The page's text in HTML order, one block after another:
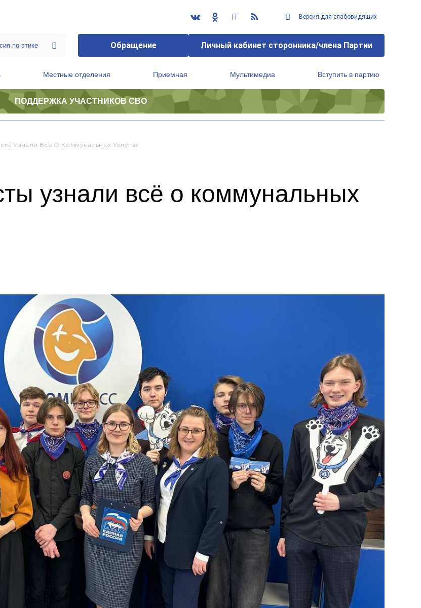
Версия для слабовидящих
Обращение Личный кабинет сторонника/члена Партии
Местные отделения Приемная Мультимедиа Вступить в партию
ПОДДЕРЖКА УЧАСТНИКОВ СВО
Узнали Всё О Коммунальных Услугах
узнали всё о коммунальных